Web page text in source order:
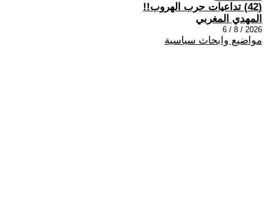
(42) تداعيات حرب الهروب!!
المهدي المغربي
2026 / 8 / 6
مواضيع وابحاث سياسية